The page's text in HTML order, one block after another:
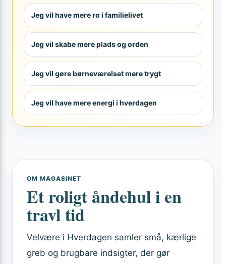
Jeg vil have mere ro i familielivet
Jeg vil skabe mere plads og orden
Jeg vil gøre børneværelset mere trygt
Jeg vil have mere energi i hverdagen
OM MAGASINET
Et roligt åndehul i en
travl tid
Velvære i Hverdagen samler små, kærlige
greb og brugbare indsigter, der gør